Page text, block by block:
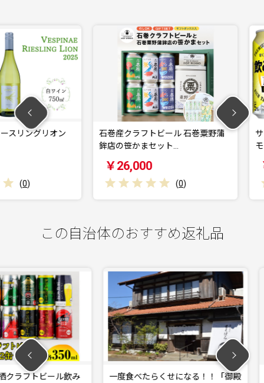
リオン
石巻産クラフトビール 石巻粟野蒲
鉾店の笹かまセット…
￥26,000
(0)
サッポロ
モンサワ
￥
この自治体のおすすめ返礼品
ール飲み
一度食べたらくせになる！！「御殿
ランコム